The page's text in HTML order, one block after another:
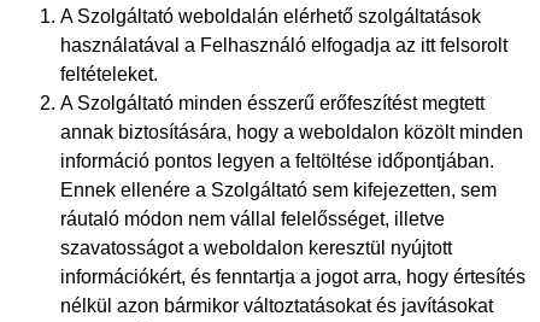
A Szolgáltató weboldalán elérhető szolgáltatások
használatával a Felhasználó elfogadja az itt felsorolt
feltételeket.
A Szolgáltató minden ésszerű erőfeszítést megtett
annak biztosítására, hogy a weboldalon közölt minden
információ pontos legyen a feltöltése időpontjában.
Ennek ellenére a Szolgáltató sem kifejezetten, sem
ráutaló módon nem vállal felelősséget, illetve
szavatosságot a weboldalon keresztül nyújtott
információkért, és fenntartja a jogot arra, hogy értesítés
nélkül azon bármikor változtatásokat és javításokat